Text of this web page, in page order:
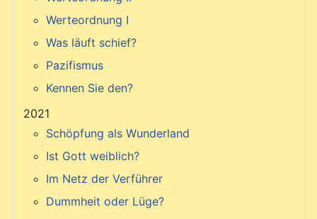
Werteordnung I
Was läuft schief?
Pazifismus
Kennen Sie den?
2021
Schöpfung als Wunderland
Ist Gott weiblich?
Im Netz der Verführer
Dummheit oder Lüge?